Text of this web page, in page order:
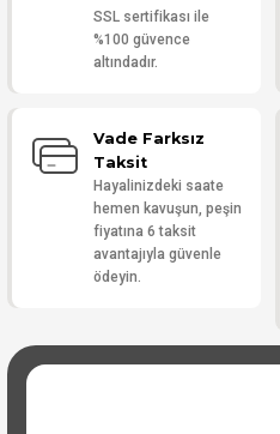
SSL sertifikası ile
%100 güvence
altındadır.
Vade Farksız
Taksit
Hayalinizdeki saate
hemen kavuşun, peşin
fiyatına 6 taksit
avantajıyla güvenle
ödeyin.